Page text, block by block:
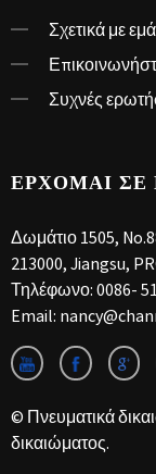
Σχετικά με
Συχνές
ΕΡΧΟΜΑΙ
Δωμάτιο 1505,
213000, Jiangsu,
Τηλέφωνο: 0086-
Email:
© Πνευματικά
δικαιώματος.